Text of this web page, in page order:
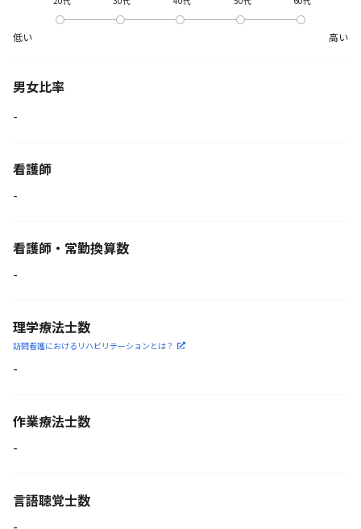
低い 高い
男女比率
-
看護師
-
看護師・常勤換算数
-
理学療法士数
訪問看護におけるリハビリ テーションとは？
-
作業療法士数
-
言語聴覚士数